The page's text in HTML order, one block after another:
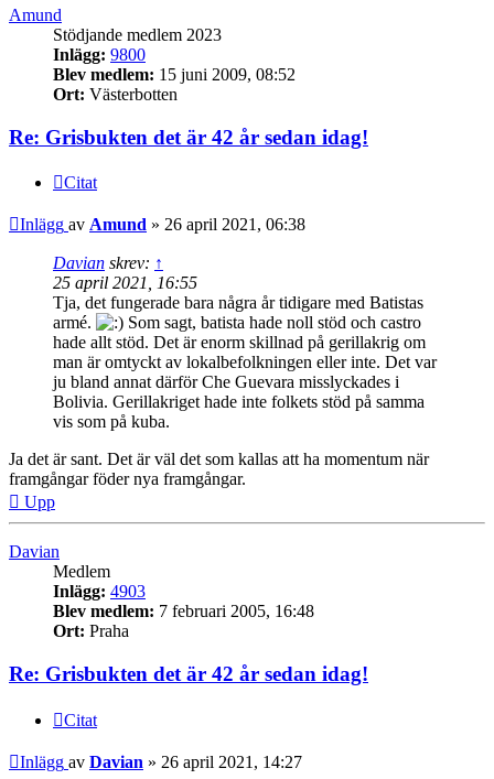
Amund
Stödjande medlem 2023
Inlägg: 9800
Blev medlem: 15 juni 2009, 08:52
Ort: Västerbotten
Re: Grisbukten det är 42 år sedan idag!
Citat
Inlägg av Amund » 26 april 2021, 06:38
Davian skrev: ↑
25 april 2021, 16:55
Tja, det fungerade bara några år tidigare med Batistas
armé.
Som sagt, batista hade noll stöd och castro
hade allt stöd. Det är enorm skillnad på gerillakrig om
man är omtyckt av lokalbefolkningen eller inte. Det var
ju bland annat därför Che Guevara misslyckades i
Bolivia. Gerillakriget hade inte folkets stöd på samma
vis som på kuba.
Ja det är sant. Det är väl det som kallas att ha momentum när
framgångar föder nya framgångar.
Upp
Davian
Medlem
Inlägg: 4903
Blev medlem: 7 februari 2005, 16:48
Ort: Praha
Re: Grisbukten det är 42 år sedan idag!
Citat
Inlägg av Davian » 26 april 2021, 14:27